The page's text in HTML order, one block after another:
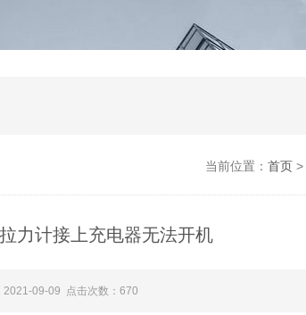
当前位置： 首页>
力计接上充电器无法开机​
2021-09-09 点击次数：670